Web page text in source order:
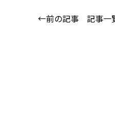
←前の記事 記事一